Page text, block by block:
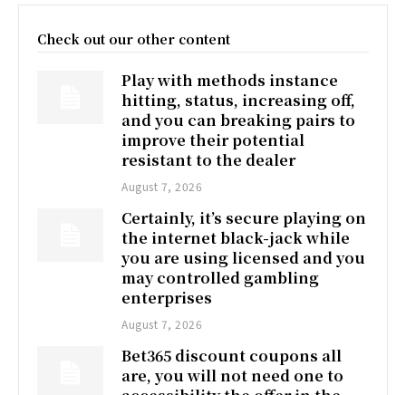
Check out our other content
Play with methods instance
hitting, status, increasing off,
and you can breaking pairs to
improve their potential
resistant to the dealer
August 7, 2026
Certainly, it’s secure playing on
the internet black-jack while
you are using licensed and you
may controlled gambling
enterprises
August 7, 2026
Bet365 discount coupons all
are, you will not need one to